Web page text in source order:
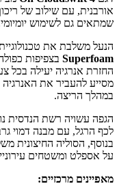
אורבנית, עם שילוב של
שמתאים גם לשימוש
הנעל משלבת את
Superfoam בצפיפות
החזרת אנרגיה יעילה בכל
מסייע להעביר את האנרגיה
במהלך הריצה.
הגפה עשויה רשת הנדסית
לכף הרגל, עם מבנה דמוי
בנוסף, הסוליה החיצונית
על אספלט ומשטחים
מאפיינים מרכזיים: